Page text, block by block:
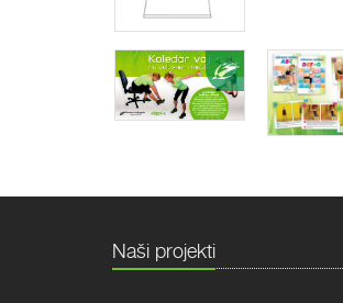
Ponudba
Naši projekti